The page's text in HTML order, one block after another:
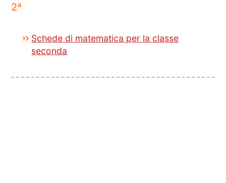
2ª
Schede di matematica per la classe
seconda